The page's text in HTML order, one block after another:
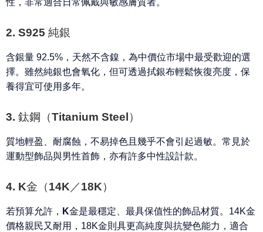
性 ，非常適合日常佩戴與敏感膚質者。
2. S925 純銀
含銀量 92.5%， 天然不含鎳 ，為中價位市場中最受歡迎的選
擇。雖然純銀也會氧化，但可透過拭銀布輕鬆恢復亮度， 保
養得宜可使用多年。
3. 鈦鋼（Titanium Steel）
質地輕盈、耐腐蝕， 不易掉色且幾乎不會引起過敏。常見於
運動型飾品與男性首飾，亦有許多中性設計款。
4. K金（14K／18K）
若預算允許， K金是最穩定、最具保值性的飾品材質。14K金
價格親民又耐用，18K金則具更高純度與抗變色能力，適合